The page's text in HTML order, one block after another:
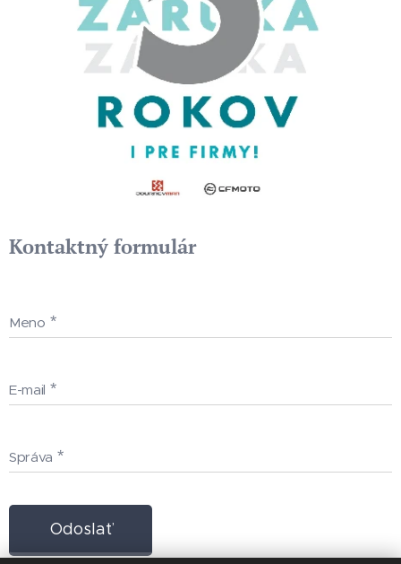
Kontaktný formulár
Meno
E-mail
Správa
Odoslať